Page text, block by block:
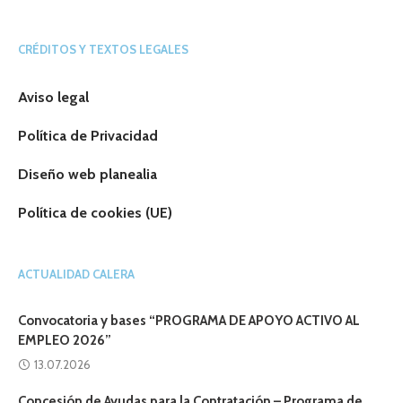
CRÉDITOS Y TEXTOS LEGALES
Aviso legal
Política de Privacidad
Diseño web planealia
Política de cookies (UE)
ACTUALIDAD CALERA
Convocatoria y bases “PROGRAMA DE APOYO ACTIVO AL
EMPLEO 2026”
13.07.2026